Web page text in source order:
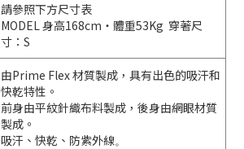
請參照下方尺寸表
MODEL 身高168cm・體重53Kg 穿著尺
寸：S
由Prime Flex 材質製成，具有出色的吸汗和
快乾特性。
前身由平紋針織布料製成，後身由網眼材質
製成。
吸汗、快乾、防紫外線。